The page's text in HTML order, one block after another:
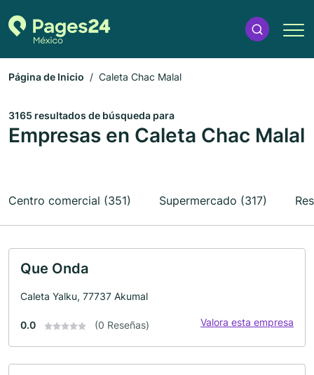
Página de Inicio Caleta Chac Malal
3165 resultados de búsqueda para
Empresas en Caleta Chac Malal
Centro comercial (351) Supermercado (317)
Que Onda
Caleta Yalku, 77737 Akumal
0.0 (0 Reseñas) Valora esta empresa